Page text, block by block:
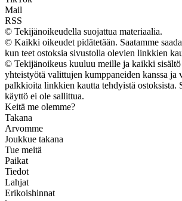
Mail
RSS
© Tekijänoikeudella suojattua materiaalia.
© Kaikki oikeudet pidätetään. Saatamme
kun teet ostoksia sivustolla olevien linkkien
© Tekijänoikeus kuuluu meille ja kaikki sisältö
yhteistyötä valittujen kumppaneiden kanssa ja
palkkioita linkkien kautta tehdyistä ostoksista.
käyttö ei ole sallittua.
Keitä me olemme?
Takana
Arvomme
Joukkue takana
Tue meitä
Paikat
Tiedot
Lahjat
Erikoishinnat